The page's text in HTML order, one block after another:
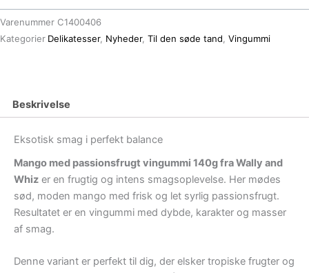
Wally
Varenummer C1400406
Kategorier Delikatesser, Nyheder, Til den søde tand, Vingummi
Beskrivelse
Eksotisk smag i perfekt balance
Mango med passionsfrugt vingummi 140g fra Wally and
Whiz er en frugtig og intens smagsoplevelse. Her mødes
sød, moden mango med frisk og let syrlig passionsfrugt.
Resultatet er en vingummi med dybde, karakter og masser
af smag.
Denne variant er perfekt til dig, der elsker tropiske frugter og